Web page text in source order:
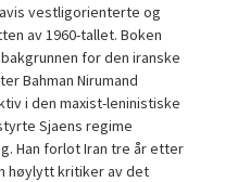
vestligorienterte og
av 1960-tallet. Boken
for den iranske
Bahman Nirumand
i den maxist-leninistiske
Sjaens regime
Han forlot Iran tre år etter
høylytt kritiker av det